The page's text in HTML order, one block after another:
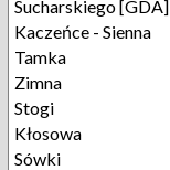
Sucharskiego [GDA]
Kaczeńce - Sienna
Tamka
Zimna
Stogi
Kłosowa
Sówki